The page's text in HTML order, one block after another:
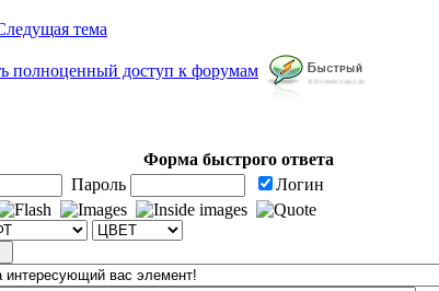
тема
полноценный доступ к форумам
Форма быстрого ответа
Пароль
Логин